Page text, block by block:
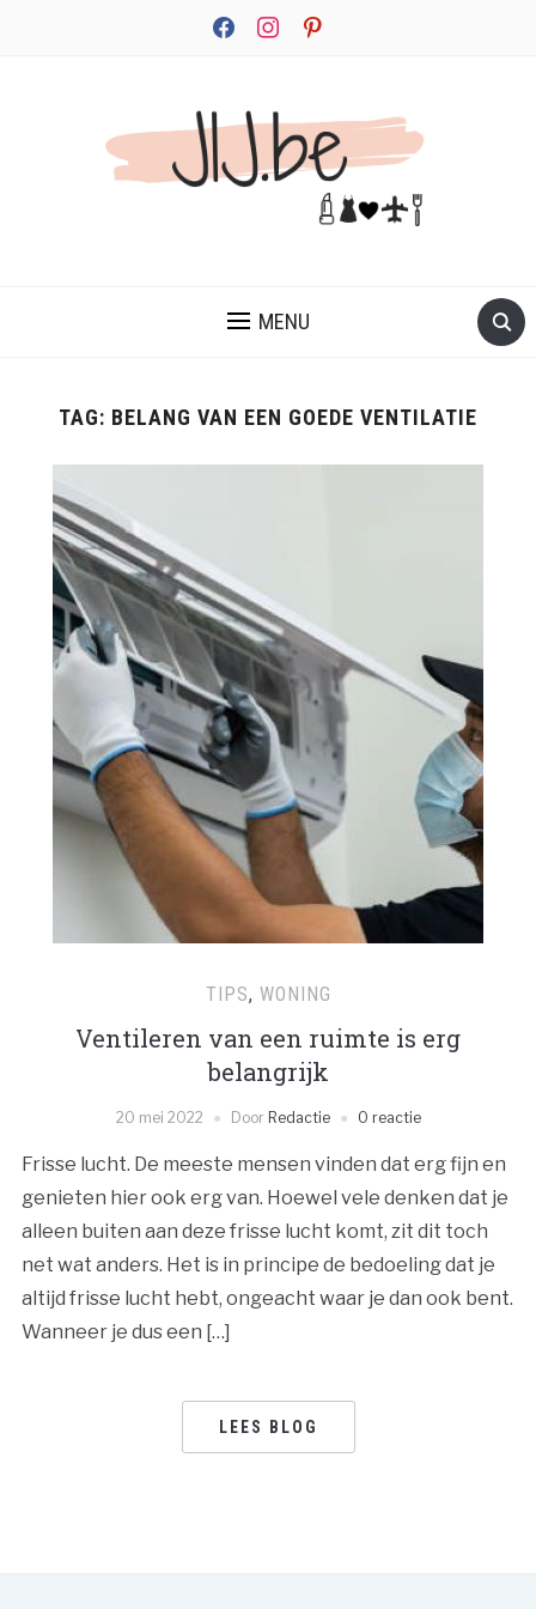
facebookinstagrampinterest
MENU
TAG: BELANG VAN EEN GOEDE VENTILATIE
TIPS, WONING
Ventileren van een ruimte is erg
belangrijk
20 mei 2022 Door Redactie 0 reactie
Frisse lucht. De meeste mensen vinden dat erg fijn en
genieten hier ook erg van. Hoewel vele denken dat je
alleen buiten aan deze frisse lucht komt, zit dit toch
net wat anders. Het is in principe de bedoeling dat je
altijd frisse lucht hebt, ongeacht waar je dan ook bent.
Wanneer je dus een […]
LEES BLOG